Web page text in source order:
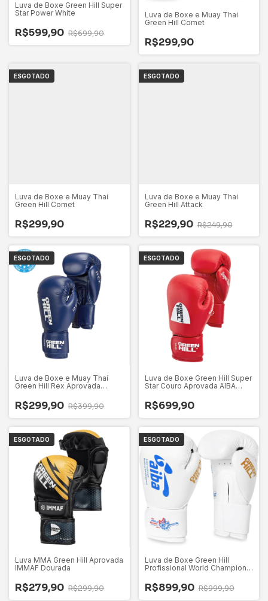
Luva de Boxe Green Hill Super
Star Power White
R$599,90 R$699,90
Luva de Boxe e Muay Thai
Green Hill Comet
R$299,90
ESGOTADO
Luva de Boxe e Muay Thai
Green Hill Comet
R$299,90
ESGOTADO
Luva de Boxe e Muay Thai
Green Hill Attack
R$229,90 R$249,90
ESGOTADO
Luva de Boxe e Muay Thai
Green Hill Rex Aprovada
R$299,90 R$399,90
ESGOTADO
Luva de Boxe Green Hill Super
Star Couro Aprovada AIBA
R$699,90
ESGOTADO
Luva MMA Green Hill Aprovada
IMMAF Dourada
R$279,90 R$299,90
ESGOTADO
Luva de Boxe Green Hill
Profissional World Champion
R$899,90 R$999,90